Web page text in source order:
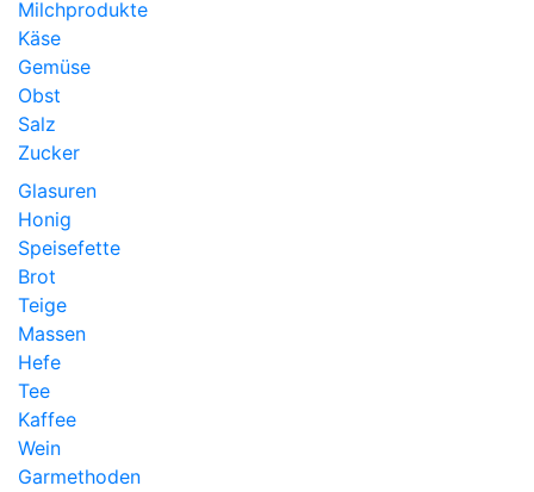
Milchprodukte
Käse
Gemüse
Obst
Salz
Zucker
Glasuren
Honig
Speisefette
Brot
Teige
Massen
Hefe
Tee
Kaffee
Wein
Garmethoden